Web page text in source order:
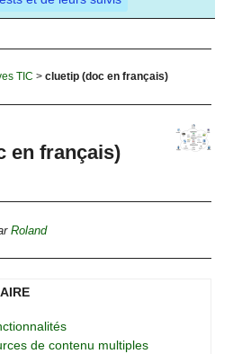
TIC > cluetip (doc en français)
en français)
Roland
de contenu multiples